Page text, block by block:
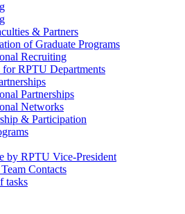
& Partners
of Graduate Programs
Recruiting
for RPTU Departments
Partnerships
Networks
& Participation
by RPTU Vice-President
Contacts
tasks